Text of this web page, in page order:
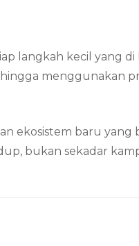
langkah kecil yang di
menggunakan
ekosistem baru yang
bukan sekadar